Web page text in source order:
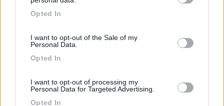
grant or deny consent to Google and its third-party tags to
use your data for below specified purposes in below Google
Opted In
I want to opt-out of the Sale of my
Personal Data.
Opted In
I want to opt-out of processing my
Personal Data for Targeted Advertising.
Opted In
beh, non direi...
Inserito il14/03/2018
E' morto in un giorno speciale, lo stesso della nascita di einstein.
inoltre e' nato esattamente 300 anni dopo la morte di galileo.
Sono coincidenze ? Mah.